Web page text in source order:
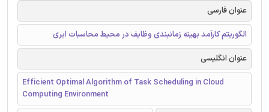
عنوان فارسی
الگوریتم کارآمد بهینه زمانبندی وظایف در محیط محاسبات ابری
عنوان انگلیسی
Efficient Optimal Algorithm of Task Scheduling in Cloud
Computing Environment